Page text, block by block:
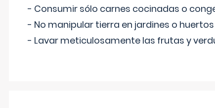
- Consumir sólo carnes cocinadas o
- No manipular tierra en jardines o
- Lavar meticulosamente las frutas y